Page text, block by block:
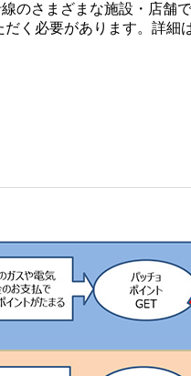
のさまざまな施設・店舗
く必要があります。詳細